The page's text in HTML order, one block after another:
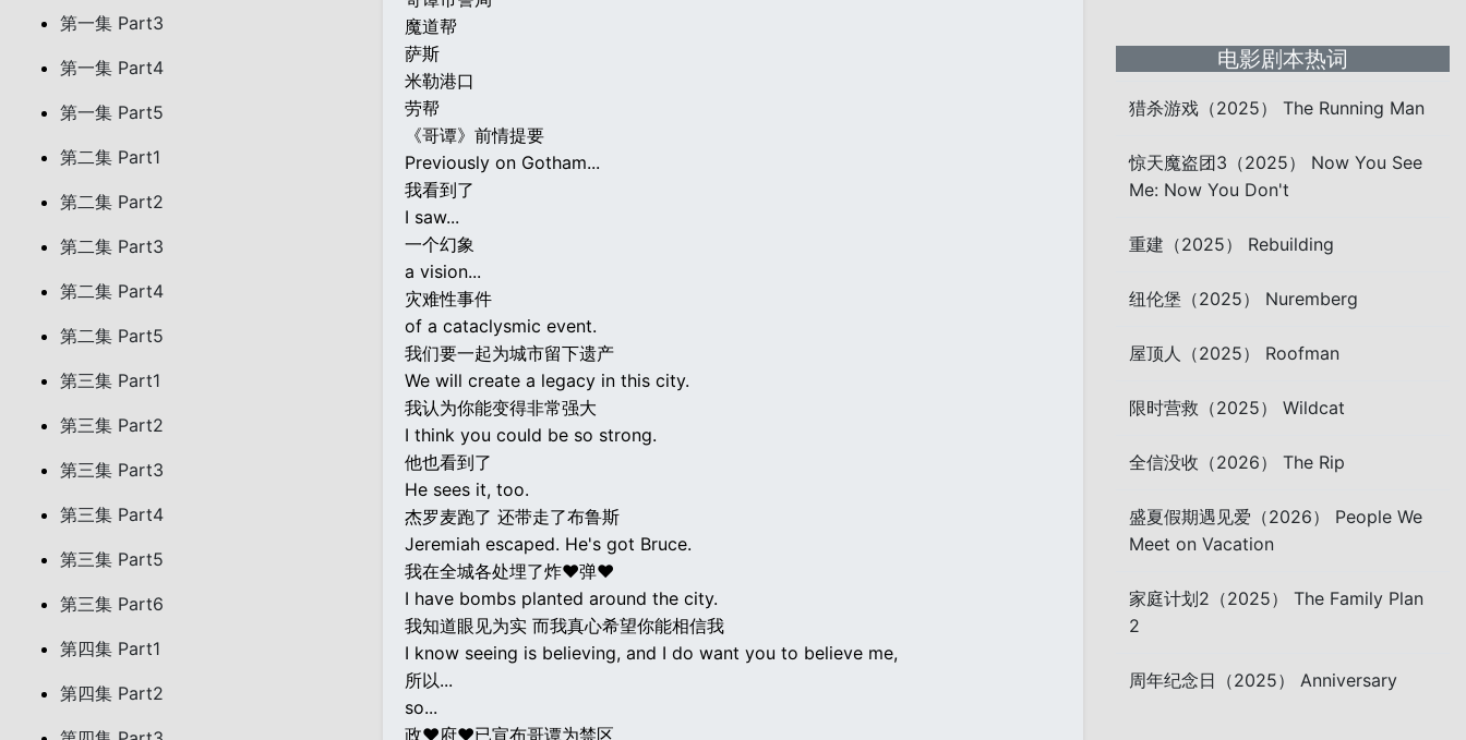
第一集 Part3
第一集 Part4
第一集 Part5
第二集 Part1
第二集 Part2
第二集 Part3
第二集 Part4
第二集 Part5
第三集 Part1
第三集 Part2
第三集 Part3
第三集 Part4
第三集 Part5
第三集 Part6
第四集 Part1
第四集 Part2
魔道帮
萨斯
米勒港口
劳帮
《哥谭》前情提要
Previously on Gotham...
我看到了
I saw...
一个幻象
a vision...
灾难性事件
of a cataclysmic event.
我们要一起为城市留下遗产
We will create a legacy in this city.
我认为你能变得非常强大
I think you could be so strong.
他也看到了
He sees it, too.
杰罗麦跑了 还带走了布鲁斯
Jeremiah escaped. He's got Bruce.
我在全城各处埋了炸♥弹♥
I have bombs planted around the city.
我知道眼见为实 而我真心希望你能相信我
I know seeing is believing, and I do want you to believe me,
所以...
so...
政♥府♥已宣布哥谭为禁区
电影剧本热词
猎杀游戏（2025） The Running Man
惊天魔盗团3（2025） Now You See
Me: Now You Don't
重建（2025） Rebuilding
纽伦堡（2025） Nuremberg
屋顶人（2025） Roofman
限时营救（2025） Wildcat
全信没收（2026） The Rip
盛夏假期遇见爱（2026） People We
Meet on Vacation
家庭计划2（2025） The Family Plan
2
周年纪念日（2025） Anniversary